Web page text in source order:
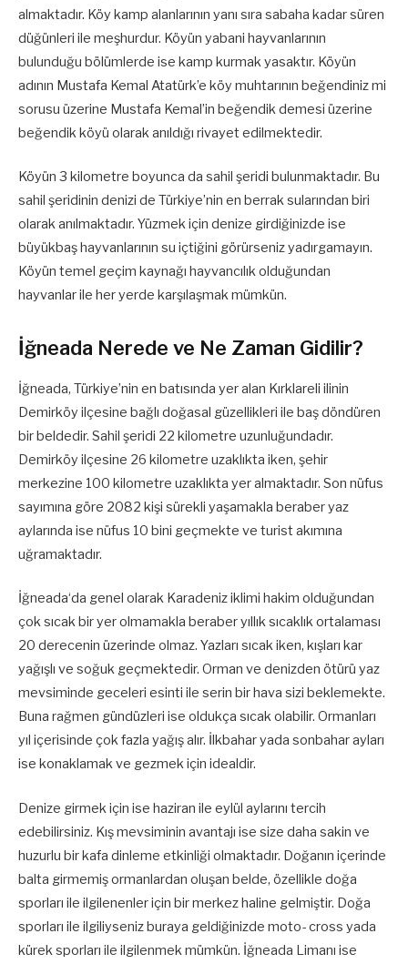
almaktadır. Köy kamp alanlarının yanı sıra sabaha kadar süren
düğünleri ile meşhurdur. Köyün yabani hayvanlarının
bulunduğu bölümlerde ise kamp kurmak yasaktır. Köyün
adının Mustafa Kemal Atatürk’e köy muhtarının beğendiniz mi
sorusu üzerine Mustafa Kemal’in beğendik demesi üzerine
beğendik köyü olarak anıldığı rivayet edilmektedir.
Köyün 3 kilometre boyunca da sahil şeridi bulunmaktadır. Bu
sahil şeridinin denizi de Türkiye’nin en berrak sularından biri
olarak anılmaktadır. Yüzmek için denize girdiğinizde ise
büyükbaş hayvanlarının su içtiğini görürseniz yadırgamayın.
Köyün temel geçim kaynağı hayvancılık olduğundan
hayvanlar ile her yerde karşılaşmak mümkün.
İğneada Nerede ve Ne Zaman Gidilir?
İğneada, Türkiye’nin en batısında yer alan Kırklareli ilinin
Demirköy ilçesine bağlı doğasal güzellikleri ile baş döndüren
bir beldedir. Sahil şeridi 22 kilometre uzunluğundadır.
Demirköy ilçesine 26 kilometre uzaklıkta iken, şehir
merkezine 100 kilometre uzaklıkta yer almaktadır. Son nüfus
sayımına göre 2082 kişi sürekli yaşamakla beraber yaz
aylarında ise nüfus 10 bini geçmekte ve turist akımına
uğramaktadır.
İğneada‘da genel olarak Karadeniz iklimi hakim olduğundan
çok sıcak bir yer olmamakla beraber yıllık sıcaklık ortalaması
20 derecenin üzerinde olmaz. Yazları sıcak iken, kışları kar
yağışlı ve soğuk geçmektedir. Orman ve denizden ötürü yaz
mevsiminde geceleri esinti ile serin bir hava sizi beklemekte.
Buna rağmen gündüzleri ise oldukça sıcak olabilir. Ormanları
yıl içerisinde çok fazla yağış alır. İlkbahar yada sonbahar ayları
ise konaklamak ve gezmek için idealdir.
Denize girmek için ise haziran ile eylül aylarını tercih
edebilirsiniz. Kış mevsiminin avantajı ise size daha sakin ve
huzurlu bir kafa dinleme etkinliği olmaktadır. Doğanın içerinde
balta girmemiş ormanlardan oluşan belde, özellikle doğa
sporları ile ilgilenenler için bir merkez haline gelmiştir. Doğa
sporları ile ilgiliyseniz buraya geldiğinizde moto- cross yada
kürek sporları ile ilgilenmek mümkün. İğneada Limanı ise